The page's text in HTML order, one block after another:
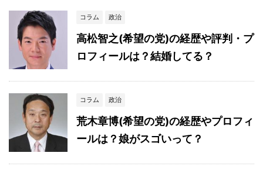
コラム 政治
高松智之(希望の党)の経歴や評判・プ
ロフィールは？結婚してる？
コラム 政治
荒木章博(希望の党)の経歴やプロフィ
ールは？娘がスゴいって？